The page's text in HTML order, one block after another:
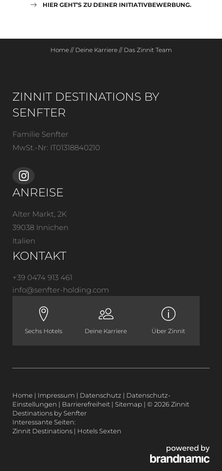
HIER GEHT’S ZU DEINER INITIATIVBEWERBUNG.
Home // Deine Karriere // Das Zinnit Team
ZINNIT DESTINATIONS BY
SENFTER
Familie Senfter
MwSt.-Nr: IT01318840210
ANREISE
Alter Markt, 2K
39038 Innichen
Italien
KONTAKT
+39 0474 913 461
info@senfter-holding. com
Sechs Hotels Deine Karriere Über Zinnit
Home | Impressum | Datenschutz | Datenschutz-
Einstellungen | Barrierefreiheit | Sitemap | © 2026 Zinnit
Destinations by Senfter
Interessante Seiten:
Zinnit Destinations | Hotels Sexten